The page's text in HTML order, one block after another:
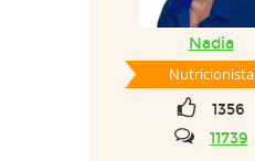
Nadia
Nutricionista
1356
11739